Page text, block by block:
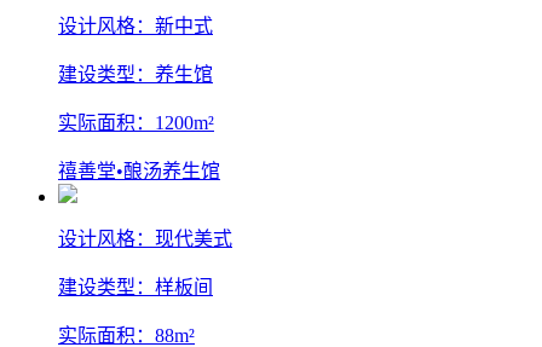
设计风格：新中式
建设类型：养生馆
实际面积：1200m²
禧善堂•酿汤养生馆
设计风格：现代美式
建设类型：样板间
实际面积：88m²